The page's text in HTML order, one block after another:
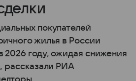
покупателей
жилья в России
2026 году, ожидая снижения
рассказали РИА